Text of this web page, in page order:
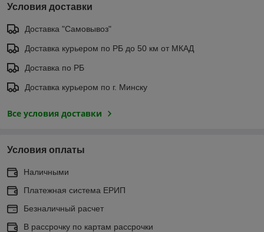
Условия доставки
Доставка "Самовывоз"
Доставка курьером по РБ до 50 км от МКАД
Доставка по РБ
Доставка курьером по г. Минску
Все условия доставки
Условия оплаты
Наличными
Платежная система ЕРИП
Безналичный расчет
В рассрочку по картам рассрочки